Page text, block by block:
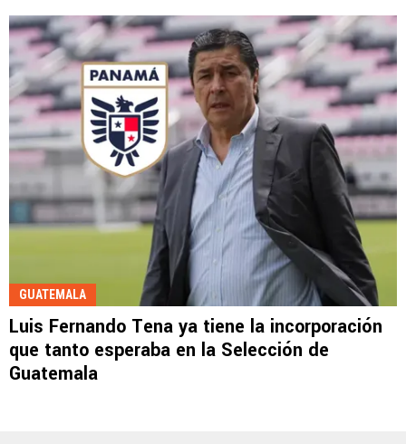
GUATEMALA
Luis Fernando Tena ya tiene la incorporación
que tanto esperaba en la Selección de
Guatemala